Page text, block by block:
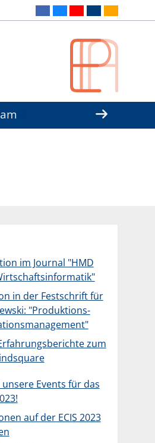
im Journal "HMD
in der Festschrift für
"Produktions-
zum
unsere Events für das
auf der ECIS 2023